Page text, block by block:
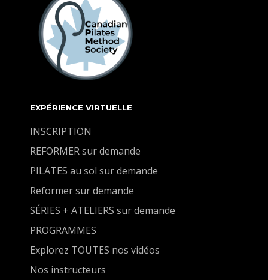
EXPÉRIENCE VIRTUELLE
INSCRIPTION
REFORMER sur demande
PILATES au sol sur demande
Reformer sur demande
SÉRIES + ATELIERS sur demande
PROGRAMMES
Explorez TOUTES nos vidéos
Nos instructeurs